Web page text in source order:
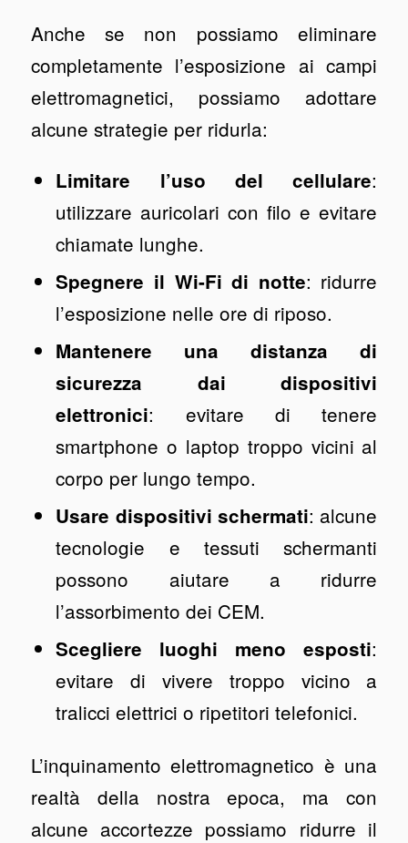
Anche se non possiamo eliminare
completamente l’esposizione ai campi
elettromagnetici, possiamo adottare
alcune strategie per ridurla:
Limitare l’uso del cellulare:
utilizzare auricolari con filo e evitare
chiamate lunghe.
Spegnere il Wi-Fi di notte: ridurre
l’esposizione nelle ore di riposo.
Mantenere una distanza di
sicurezza dai dispositivi
elettronici: evitare di tenere
smartphone o laptop troppo vicini al
corpo per lungo tempo.
Usare dispositivi schermati: alcune
tecnologie e tessuti schermanti
possono aiutare a ridurre
l’assorbimento dei CEM.
Scegliere luoghi meno esposti:
evitare di vivere troppo vicino a
tralicci elettrici o ripetitori telefonici.
L’inquinamento elettromagnetico è una
realtà della nostra epoca, ma con
alcune accortezze possiamo ridurre il